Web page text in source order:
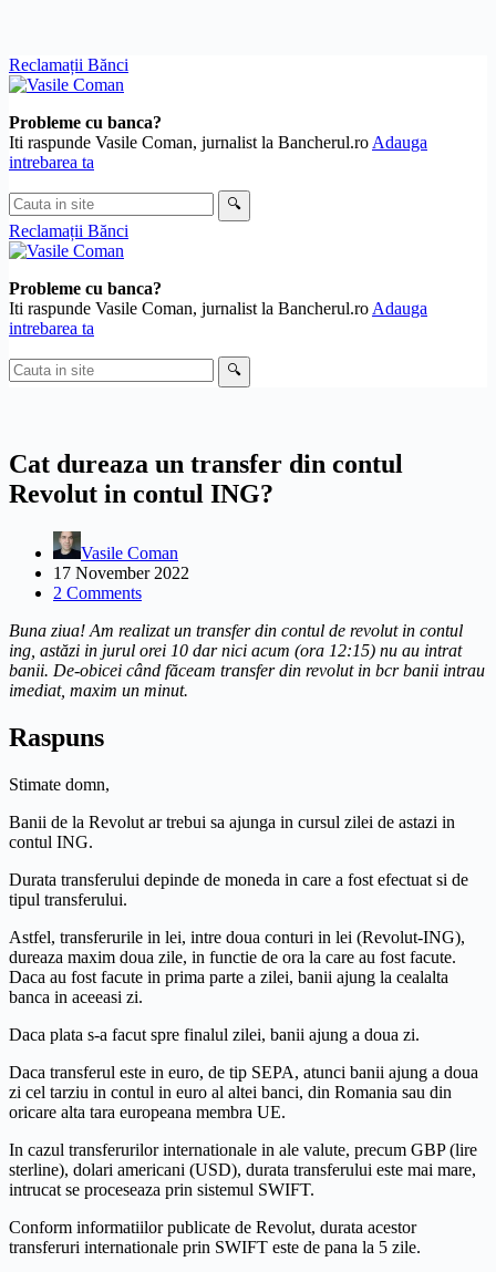
Skip
to
Reclamații Bănci
Probleme cu banca?
Iti raspunde Vasile Coman, jurnalist la Bancherul.ro Adauga
intrebarea ta
Cauta
in
site
🔍
Reclamații Bănci
Probleme cu banca?
Iti raspunde Vasile Coman, jurnalist la Bancherul.ro Adauga
intrebarea ta
Cauta
in
🔍
Cat dureaza un transfer din contul
Revolut in contul ING?
Vasile Coman
17 November 2022
2 Comments
Buna ziua! Am realizat un transfer din contul de revolut in contul
ing, astăzi in jurul orei 10 dar nici acum (ora 12:15) nu au intrat
banii. De-obicei când făceam transfer din revolut in bcr banii intrau
imediat, maxim un minut.
Raspuns
Stimate domn,
Banii de la Revolut ar trebui sa ajunga in cursul zilei de astazi in
contul ING.
Durata transferului depinde de moneda in care a fost efectuat si de
tipul transferului.
Astfel, transferurile in lei, intre doua conturi in lei (Revolut-ING),
dureaza maxim doua zile, in functie de ora la care au fost facute.
Daca au fost facute in prima parte a zilei, banii ajung la cealalta
banca in aceeasi zi.
Daca plata s-a facut spre finalul zilei, banii ajung a doua zi.
Daca transferul este in euro, de tip SEPA, atunci banii ajung a doua
zi cel tarziu in contul in euro al altei banci, din Romania sau din
oricare alta tara europeana membra UE.
In cazul transferurilor internationale in ale valute, precum GBP (lire
sterline), dolari americani (USD), durata transferului este mai mare,
intrucat se proceseaza prin sistemul SWIFT.
Conform informatiilor publicate de Revolut, durata acestor
transferuri internationale prin SWIFT este de pana la 5 zile.